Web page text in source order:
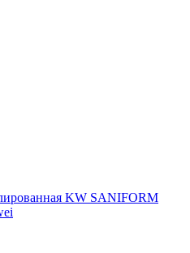
KW SANIFORM